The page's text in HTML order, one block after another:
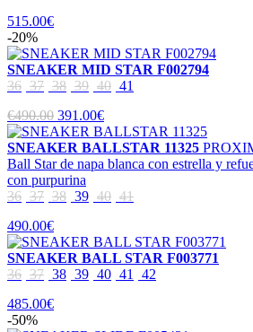
515.00€
-20%
SNEAKER MID STAR F002794
36 37 38 39 40 41
€490.00 391.00€
SNEAKER BALLSTAR 11325
Ball Star de napa blanca con estrella y
con purpurina
36 37 38 39 40 41
490.00€
SNEAKER BALL STAR F003771
36 37 38 39 40 41
42
485.00€
-50%